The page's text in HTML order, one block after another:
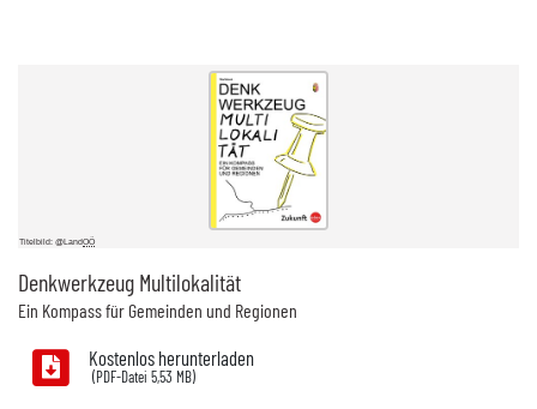
Titelbild: @LandOÖ
Denkwerkzeug Multilokalität
Ein Kompass für Gemeinden und Regionen
Kostenlos herunterladen
5,53 MB)